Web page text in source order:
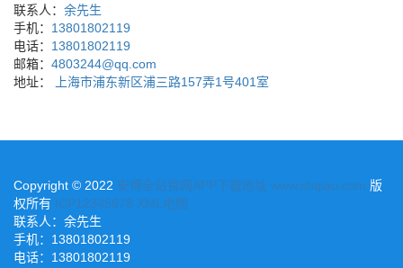
联系人： 余先生
手机： 13801802119
电话： 13801802119
邮箱： 4803244@qq.com
地址：
上海市浦东新区浦三路157弄1号401室
Copyright © 2022 安博全站官网APP下载地址 www.shqiao.com 版
权所有 ICP12345678 XML地图
联系人： 余先生
手机： 13801802119
电话： 13801802119